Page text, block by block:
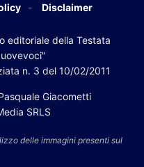
Disclaimer
editoriale della Testata
n. 3 del 10/02/2011
Giacometti
SRLS
delle immagini presenti sul